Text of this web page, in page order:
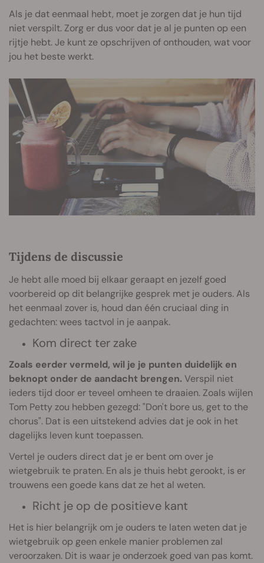
Als je dat eenmaal hebt, moet je zorgen dat je hun tijd
niet verspilt. Zorg er dus voor dat je al je punten op een
rijtje hebt. Je kunt ze opschrijven of onthouden, wat voor
jou het beste werkt.
Tijdens de discussie
Je hebt alle moed bij elkaar geraapt en jezelf goed
voorbereid op dit belangrijke gesprek met je ouders. Als
het eenmaal zover is, houd dan één cruciaal ding in
gedachten: wees tactvol in je aanpak.
Kom direct ter zake
Zoals eerder vermeld, wil je je punten duidelijk en
beknopt onder de aandacht brengen. Verspil niet
ieders tijd door er teveel omheen te draaien. Zoals wijlen
Tom Petty zou hebben gezegd: "Don't bore us, get to the
chorus". Dat is een uitstekend advies dat je ook in het
dagelijks leven kunt toepassen.
Vertel je ouders direct dat je er bent om over je
wietgebruik te praten. En als je thuis hebt gerookt, is er
trouwens een goede kans dat ze het al weten.
Richt je op de positieve kant
Het is hier belangrijk om je ouders te laten weten dat je
wietgebruik op geen enkele manier problemen zal
veroorzaken. Dit is waar je onderzoek goed van pas komt.